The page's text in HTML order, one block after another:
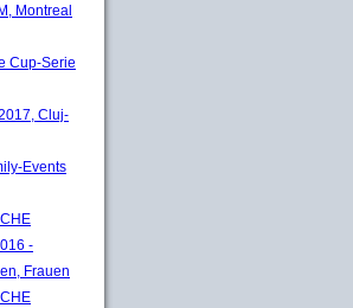
Montreal
Cup-Serie
Cluj-
Events
-
Frauen